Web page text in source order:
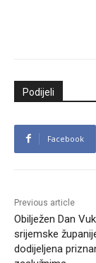
Podijeli
Facebook
Previous article
Obilježen Dan
srijemske
dodijeljena